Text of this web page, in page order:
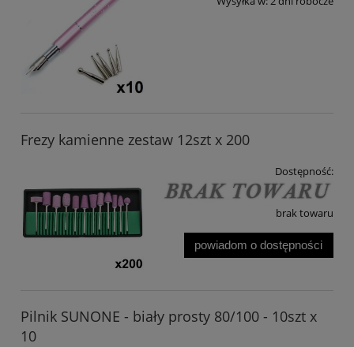
Frezy kamienne zestaw 12szt x 200
Dostępność:
brak towaru
powiadom o dostępności
Pilnik SUNONE - biały prosty 80/100 - 10szt x
10